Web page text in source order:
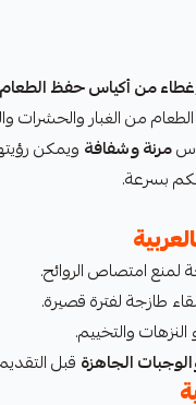
من الغبار والحشرات
مرنة وشفافة ويمكن
بسرعة.
لمنع امتصاص الروائح.
طازجة لفترة قصيرة.
النزهات والتخييم.
الجاهزة قبل